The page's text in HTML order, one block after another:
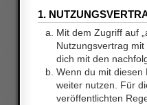
1.
Mit dem Zugriff auf
Nutzungsvertrag
dich mit den
Wenn du mit diesen
weiter nutzen. Für
veröffentlichten